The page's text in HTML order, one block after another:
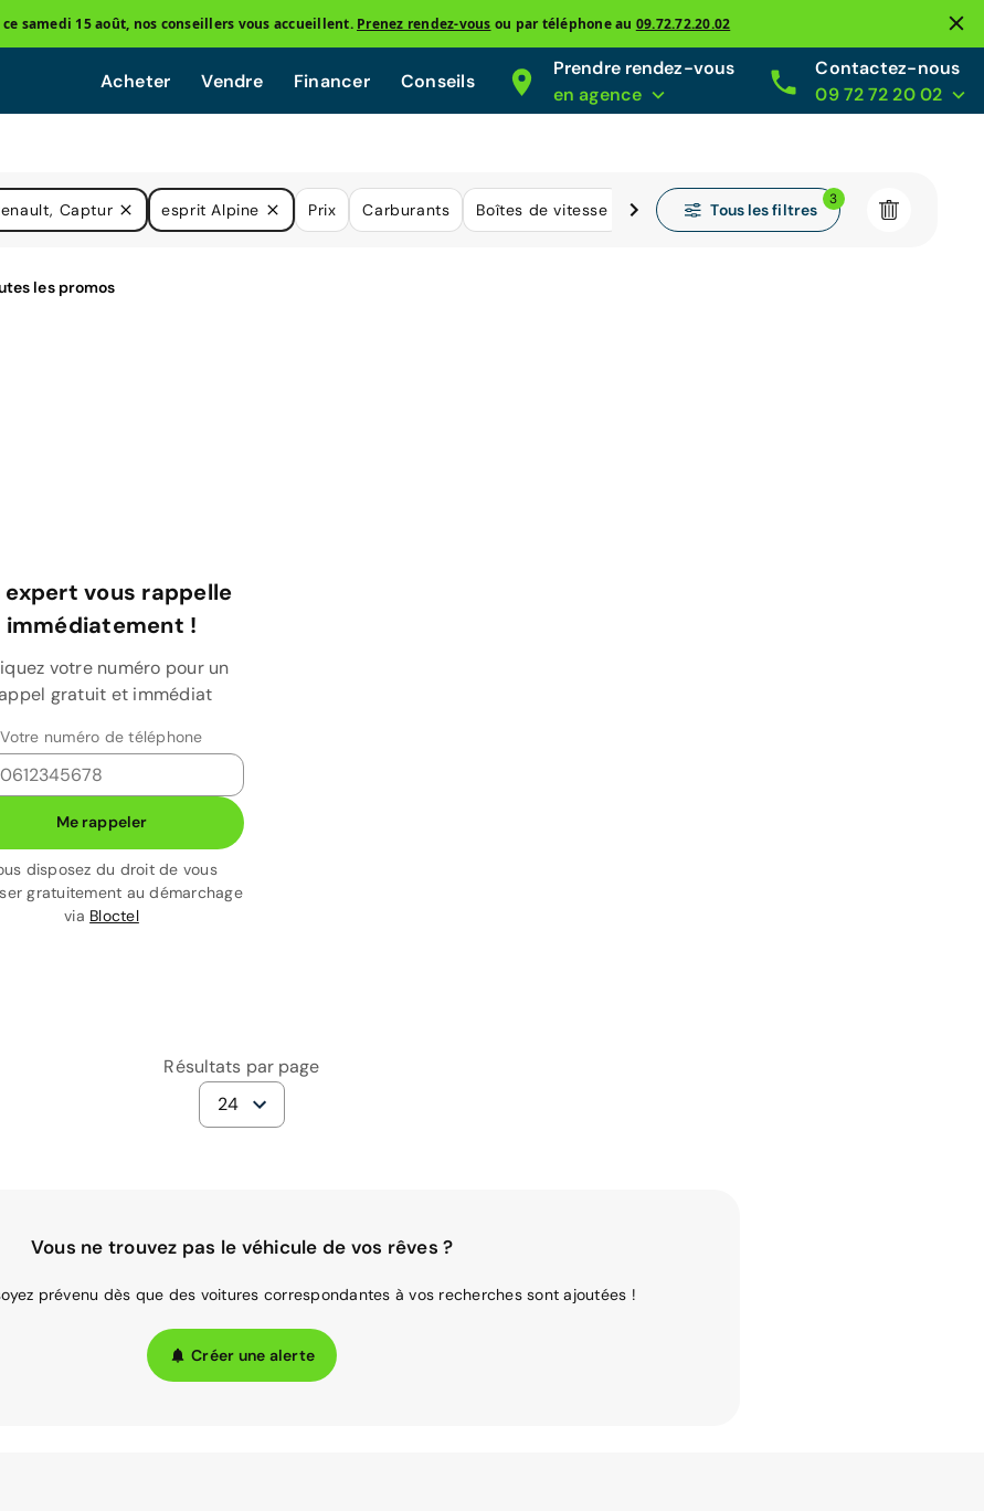
samedi 15 août, nos conseillers vous accueillent. Prenez rendez-vous ou par téléphone au 09.72.72.20.02
Acheter Vendre Financer Conseils
Prendre rendez-vous
en agence
Contactez-nous
09 72 72 20 02
Captur esprit Alpine Prix Carburants Boîtes de vitesse KilométrageTous les filtres
3
expert vous rappelle
immédiatement !
votre numéro pour un
gratuit et immédiat
Votre numéro de téléphone
Me rappeler
disposez du droit de vous
gratuitement au démarchage
via Bloctel
Résultats par page
24
Vous ne trouvez pas le véhicule de vos rêves ?
prévenu dès que des voitures correspondantes à vos recherches sont ajoutées !
Créer une alerte